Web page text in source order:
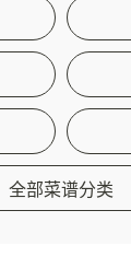
全部菜谱分类